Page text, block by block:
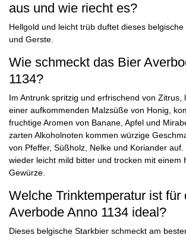
aus und wie riecht es?
Hellgold und leicht trüb duftet dieses
und Gerste.
Wie schmeckt das Bier
1134?
Im Antrunk spritzig und erfrischend von Zitrus,
einer aufkommenden Malzsüße von Honig,
fruchtige Aromen von Banane, Apfel und
zarten Alkoholnoten kommen würzige
von Pfeffer, Süßholz, Nelke und Koriander auf.
wieder leicht mild bitter und trocken mit einem
Gewürze.
Welche Trinktemperatur ist für
Averbode Anno 1134 ideal?
Dieses belgische Starkbier schmeckt am